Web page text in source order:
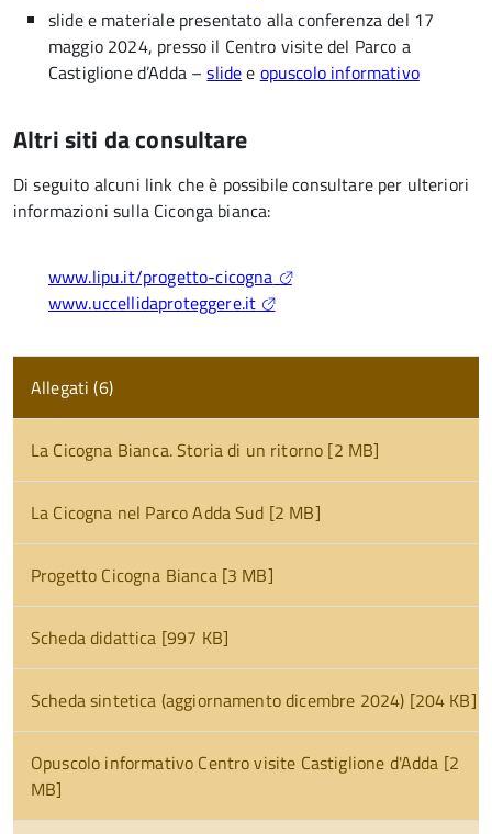
slide e materiale presentato alla conferenza del 17
maggio 2024, presso il Centro visite del Parco a
Castiglione d’Adda –slidee opuscolo informativo
Altri siti da consultare
Di seguito alcuni link che è possibile consultare per ulteriori
informazioni sulla Ciconga bianca:
www.lipu.it/progetto-cicogna
www.uccellidaproteggere.it
Allegati (6)
La Cicogna Bianca. Storia di un ritorno [2 MB]
La Cicogna nel Parco Adda Sud [2 MB]
Progetto Cicogna Bianca [3 MB]
Scheda didattica [997 KB]
Scheda sintetica (aggiornamento dicembre 2024) [204 KB]
Opuscolo informativo Centro visite Castiglione d'Adda [2
MB]